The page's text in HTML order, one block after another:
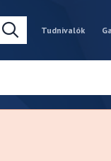
Tudnivalók